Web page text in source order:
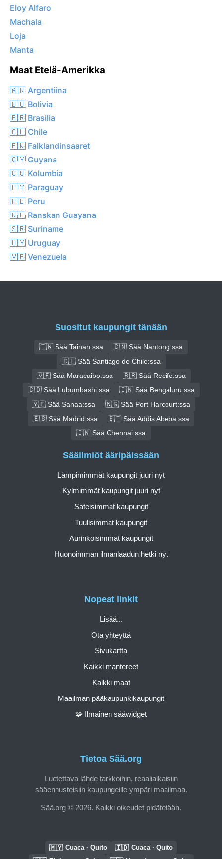
Eloy Alfaro
Machala
Loja
Manta
Maat Etelä-Amerikka
🇦🇷 Argentiina
🇧🇴 Bolivia
🇧🇷 Brasilia
🇨🇱 Chile
🇫🇰 Falklandinsaaret
🇬🇾 Guyana
🇨🇴 Kolumbia
🇵🇾 Paraguay
🇵🇪 Peru
🇬🇫 Ranskan Guayana
🇸🇷 Suriname
🇺🇾 Uruguay
🇻🇪 Venezuela
Suositut kaupungit tänään
🇹🇼 Sää Tainan:ssa
🇨🇳 Sää Nantong:ssa
🇨🇱 Sää Santiago de Chile:ssa
🇻🇪 Sää Maracaibo:ssa
🇧🇷 Sää Recife:ssa
🇨🇩 Sää Lubumbashi:ssa
🇮🇳 Sää Bengaluru:ssa
🇾🇪 Sää Sanaa:ssa
🇳🇬 Sää Port Harcourt:ssa
🇪🇸 Sää Madrid:ssa
🇪🇹 Sää Addis Abeba:ssa
🇮🇳 Sää Chennai:ssa
Tietoa Sää.org
Luotettava lähde tarkkoihin, reaaliaikaisiin
sääennusteisiin kaupungeille ympäri maailmaa.
Sää.org © 2026. Kaikki oikeudet pidätetään.
Nopeat linkit
Lisää...
Ota yhteyttä
Sivukartta
Kaikki mantereet
Kaikki maat
Maailman pääkaupunkikaupungit
🧩 Ilmainen sääwidget
Sääilmiöt ääripäissään
Lämpimimmät kaupungit juuri nyt
Kylmimmät kaupungit juuri nyt
Sateisimmat kaupungit
Tuulisimmat kaupungit
Aurinkoisimmat kaupungit
Huonoimman ilmanlaadun hetki nyt
🇲🇾 Cuaca · Quito 🇮🇩 Cuaca · Quito